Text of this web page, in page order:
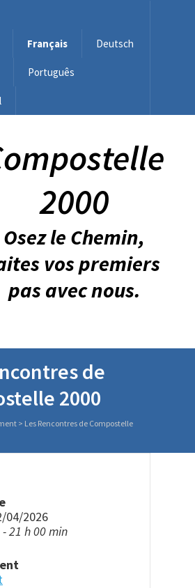
Français Deutsch
Português
2000
Osez le Chemin,
vos premiers
pas avec nous.
de
2000
> Les Rencontres de Compostelle
04/2026
21 h 00 min